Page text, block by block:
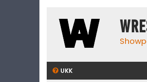
UKK